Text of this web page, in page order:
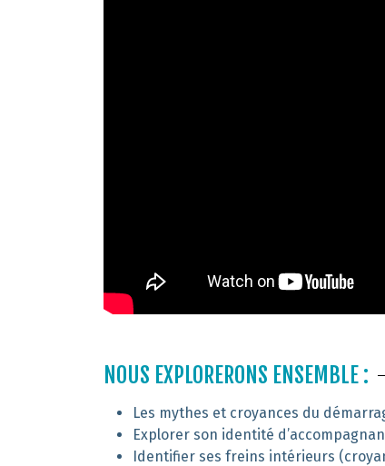
NOUS EXPLORERONS ENSEMBLE :
Les mythes et croyances du
Explorer son identité
Identifier ses freins intérieurs